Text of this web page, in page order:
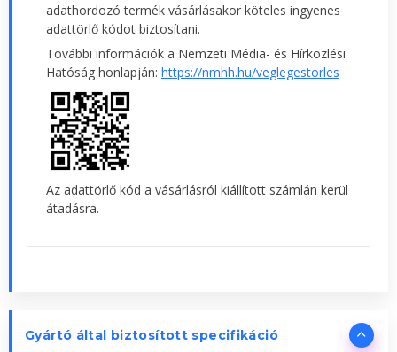
adathordozó termék vásárlásakor köteles ingyenes
adattörlő kódot biztosítani.
További információk a Nemzeti Média- és Hírközlési
Hatóság honlapján: https://nmhh.hu/veglegestorles
Az adattörlő kód a vásárlásról kiállított számlán kerül
átadásra.
Gyártó által biztosított specifikáció